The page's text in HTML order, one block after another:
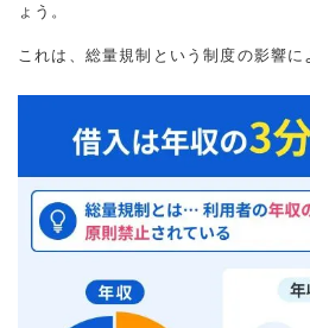
ょう。
これは、総量規制という制度の影響に